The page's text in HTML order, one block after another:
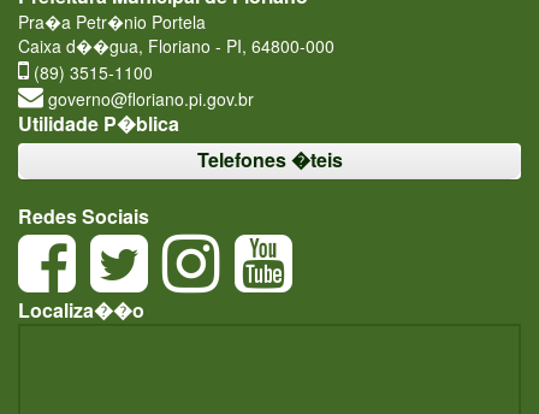
Pra�a Petr�nio Portela
Caixa d��gua, Floriano - PI, 64800-000
(89) 3515-1100
governo@floriano.pi.gov.br
Utilidade P�blica
Telefones �teis
Redes Sociais
Localiza��o